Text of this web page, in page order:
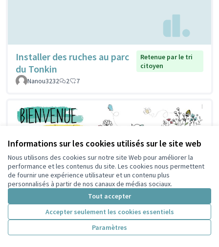
Informations sur les cookies utilisés sur le site web
Nous utilisons des cookies sur notre site Web pour améliorer la
performance et les contenus du site. Les cookies nous permettent
de fournir une expérience utilisateur et un contenu plus
personnalisés à partir de nos canaux de médias sociaux.
Tout accepter
Accepter seulement les cookies essentiels
Paramètres
Installer des ruches au parc
du Tonkin
Retenue par le tri
citoyen
Nanou3232
2 7